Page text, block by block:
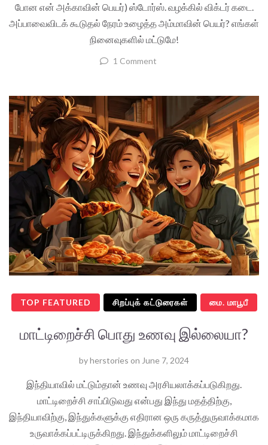
போன என் அக்காவின் பெயர்) ஸ்டோர்ஸ். வழக்கில் விக்டர் கடை.
அப்பாவைவிடக் கூடுதல் நேரம் உழைத்த அம்மாவின் பெயர்? எங்கள்
நினைவுகளில் மட்டுமே!
1 Comment
TOP FEATURED சிறப்புக் கட்டுரைகள் மை. மாபூபீ
மாட்டிறைச்சி பொது உணவு இல்லையா?
byherstories on June 7, 2024
இந்தியாவில் மட்டும்தான் உணவு அரசியலாக்கப்படுகிறது.
மாட்டிறைச்சி சாப்பிடுவது என்பது இந்து மதத்திற்கு,
இந்தியாவிற்கு, இந்துக்களுக்கு எதிரான ஒரு கருத்துருவாக்கமாக
உருவாக்கப்பட்டிருக்கிறது. இந்துக்களிலும் மாட்டிறைச்சி